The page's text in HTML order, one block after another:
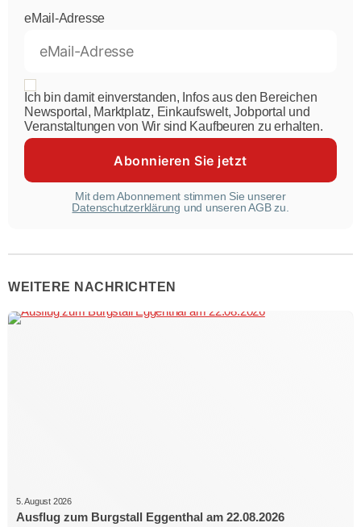
eMail-Adresse
Ich bin damit einverstanden, Infos aus den Bereichen
Newsportal, Marktplatz, Einkaufswelt, Jobportal und
Veranstaltungen von Wir sind Kaufbeuren zu erhalten.
Mit dem Abonnement stimmen Sie unserer
Datenschutzerklärung und unseren AGB zu.
WEITERE NACHRICHTEN
5. August 2026
Ausflug zum Burgstall Eggenthal am 22.08.2026